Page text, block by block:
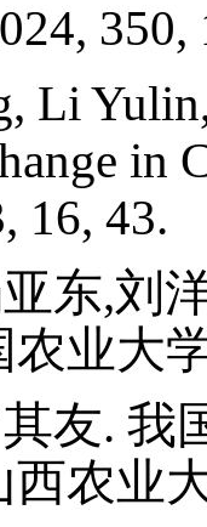
350,
Li
in
16, 43.
东,刘
业大
友. 我
农业